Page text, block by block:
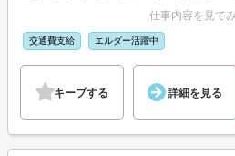
仕事内容を見て
交通費支給 エルダー活躍中
キープする 詳細を見る